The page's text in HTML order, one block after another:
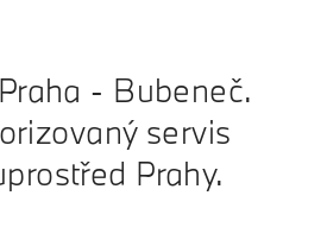
- Bubeneč.
servis
Prahy.